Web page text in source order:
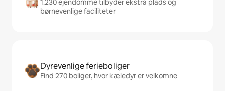
1.230 ejendomme tilbyder ekstra plads og
børnevenlige faciliteter
Dyrevenlige ferieboliger
Find 270 boliger, hvor kæledyr er velkomne